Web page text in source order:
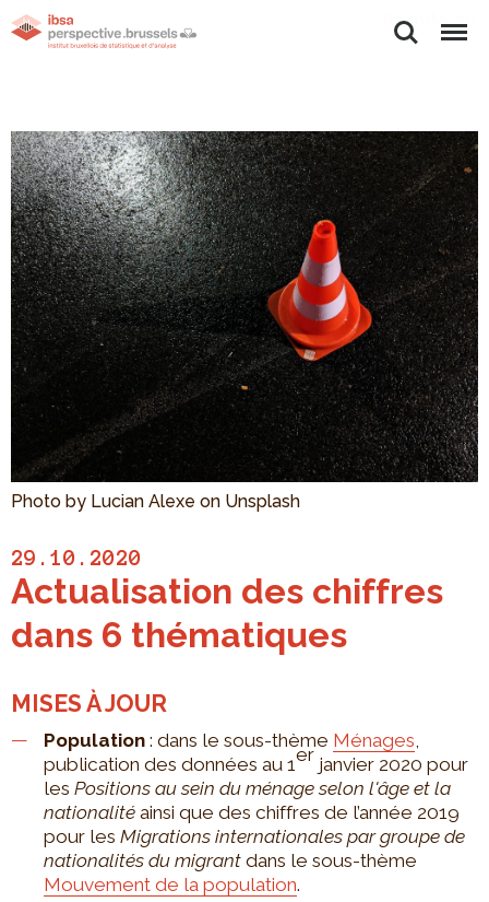
Rechercher
Menu
Photo by Lucian Alexe on Unsplash
29.10.2020
Actualisation des chiffres
dans 6 thématiques
MISES À JOUR
Population : dans le sous-thème Ménages,
publication des données au 1er janvier 2020 pour
les Positions au sein du ménage selon l'âge et la
nationalité ainsi que des chiffres de l’année 2019
pour les Migrations internationales par groupe de
nationalités du migrant dans le sous-thème
Mouvement de la population.